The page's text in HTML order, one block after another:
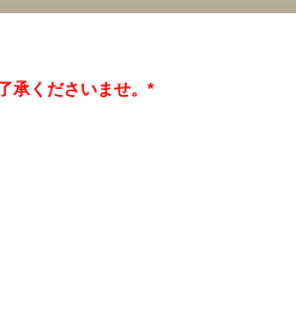
承くださいませ。*